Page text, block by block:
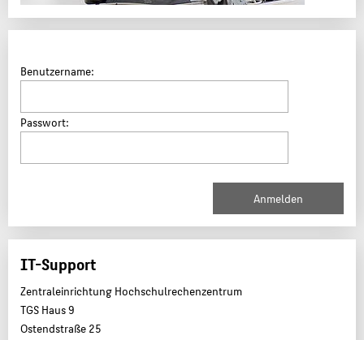
Benutzername:
Passwort:
IT-Support
Zentraleinrichtung Hochschulrechenzentrum
TGS Haus 9
Ostendstraße 25